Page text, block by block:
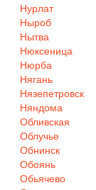
Нурлат
Ныроб
Нытва
Нюксеница
Нюрба
Нягань
Нязепетровск
Няндома
Обливская
Облучье
Обнинск
Обоянь
Обьячево